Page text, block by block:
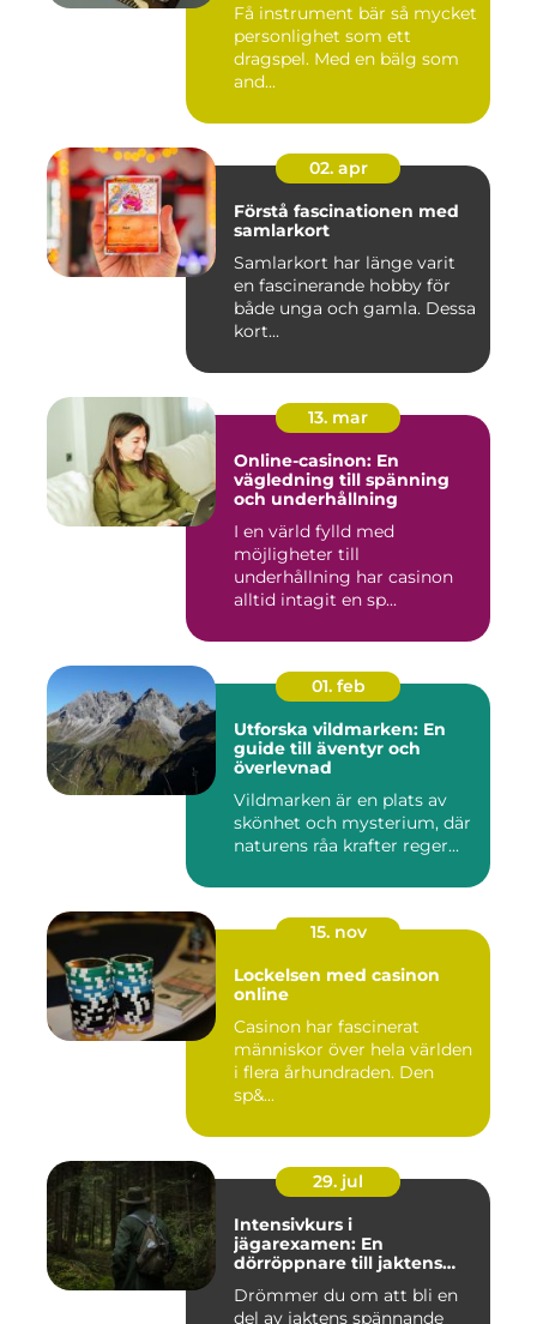
Få instrument bär så mycket
personlighet som ett
dragspel. Med en bälg som
and...
02. apr
Förstå fascinationen med
samlarkort
Samlarkort har länge varit
en fascinerande hobby för
både unga och gamla. Dessa
kort...
13. mar
Online-casinon: En
vägledning till spänning
och underhållning
I en värld fylld med
möjligheter till
underhållning har casinon
alltid intagit en sp...
01. feb
Utforska vildmarken: En
guide till äventyr och
överlevnad
Vildmarken är en plats av
skönhet och mysterium, där
naturens råa krafter reger...
15. nov
Lockelsen med casinon
online
Casinon har fascinerat
människor över hela världen
i flera århundraden. Den
sp&...
29. jul
Intensivkurs i
jägarexamen: En
dörröppnare till jaktens
Drömmer du om att bli en
del av jaktens spännande